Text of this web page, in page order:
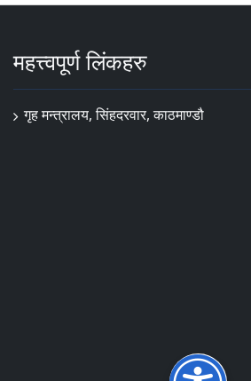
महत्त्वपूर्ण लिंकहरु
गृह मन्त्रालय, सिंहदरवार, काठमाण्डौ